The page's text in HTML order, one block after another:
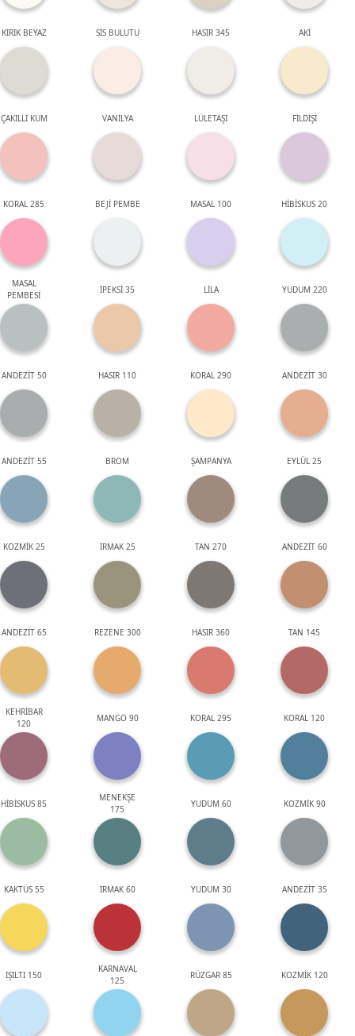
KIRIK BEYAZ SİS BULUTU HASIR 345 AKİ
ÇAKILLI KUM VANİLYA LÜLETAŞI FİLDİŞİ
KORAL 285 BEJİ PEMBE MASAL 100 HİBİSKUS 20
MASAL
PEMBESİ
İPEKSİ 35 LİLA YUDUM 220
ANDEZİT 50 HASIR 110 KORAL 290 ANDEZİT 30
ANDEZİT 55 BROM ŞAMPANYA EYLÜL 25
KOZMİK 25 IRMAK 25 TAN 270 ANDEZİT 60
ANDEZİT 65 REZENE 300 HASIR 360 TAN 145
KEHRİBAR
120
MANGO 90 KORAL 295 KORAL 120
HİBİSKUS 85
MENEKŞE
175
YUDUM 60 KOZMİK 90
KAKTÜS 55 IRMAK 60 YUDUM 30 ANDEZİT 35
IŞILTI 150
KARNAVAL
125
RÜZGAR 85 KOZMİK 120